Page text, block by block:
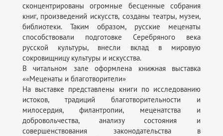
сконцентрированы огромные бесценные собрания
книг, произведений искусств, созданы театры, музеи,
библиотеки. Таким образом, русские меценаты
способствовали подготовке Серебряного века
русской культуры, внесли вклад в мировую
сокровищницу культуры и искусства.
В читальном зале оформлена книжная выставка
««Меценаты и благотворители»
На выставке представлены книги по исследованию
истоков, традиций благотворительности и
милосердия, филантропии, меценатства и
добровольчества, анализу состояния и
совершенствования законодательства в